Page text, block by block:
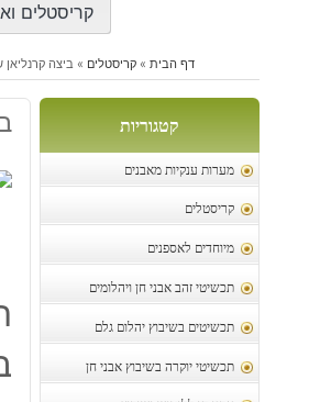
קריסטלים
דף הבית »קריסטלים »ביצה קרנליאן
קטגוריות
מערות ענקיות מאבנים
קריסטלים
מיוחדים לאספנים
תכשיטי זהב אבני חן ויהלומים
תכשיטים בשיבוץ יהלום גלם
תכשיטי יוקרה בשיבוץ אבני חן